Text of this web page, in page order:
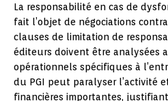
La responsabilité en cas de
fait l’objet de négociations
clauses de limitation de
éditeurs doivent être analysées
opérationnels spécifiques à
du PGI peut paralyser l’activité
financières importantes,